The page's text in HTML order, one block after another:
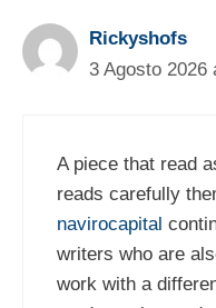
Rickyshofs
3 Agosto 2026
A piece that read
reads carefully
navirocapital
writers who are
work with a